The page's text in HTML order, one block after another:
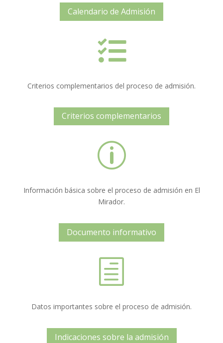
Calendario de Admisión

Criterios complementarios del proceso de admisión.
Criterios complementarios
p
Información básica sobre el proceso de admisión en El
Mirador.
Documento informativo
h
Datos importantes sobre el proceso de admisión.
Indicaciones sobre la admisión